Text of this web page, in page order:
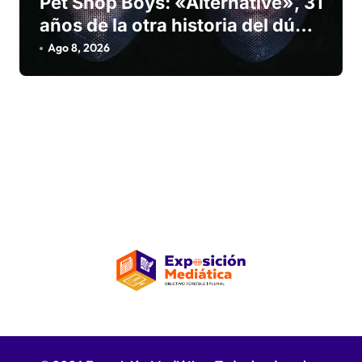
años de la otra historia del dúo
que convirtió las caras B en arte
Ago 8, 2026